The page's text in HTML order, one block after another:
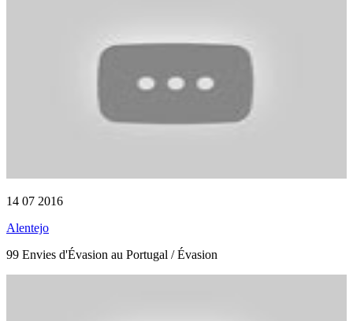
14 07 2016
Alentejo
99 Envies d'Évasion au Portugal / Évasion